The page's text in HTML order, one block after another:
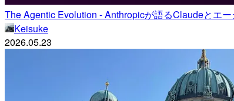
The Agentic Evolution - Anthropicが語るClaudeとエ
Keisuke
2026.05.23